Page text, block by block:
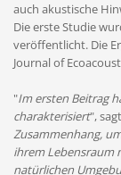
auch akustische
Die erste Studie
veröffentlicht. Die
Journal of
"Im ersten Beitrag
charakterisiert",
Zusammenhang,
ihrem Lebensraum
natürlichen